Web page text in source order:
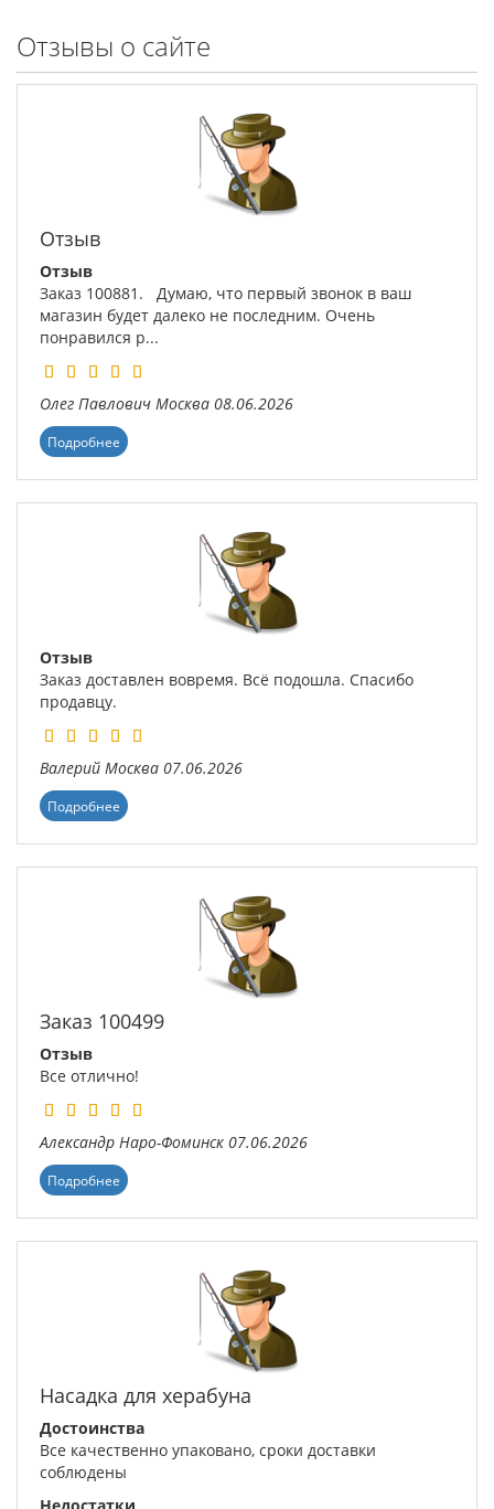
Отзывы о сайте
Отзыв
Отзыв
Заказ 100881. Думаю, что первый звонок в ваш
магазин будет далеко не последним. Очень
понравился р...
Олег Павлович Москва 08.06.2026
Подробнее
Отзыв
Заказ доставлен вовремя. Всё подошла. Спасибо
продавцу.
Валерий Москва 07.06.2026
Подробнее
Заказ 100499
Отзыв
Все отлично!
Александр Наро-Фоминск 07.06.2026
Подробнее
Насадка для херабуна
Достоинства
Все качественно упаковано, сроки доставки
соблюдены